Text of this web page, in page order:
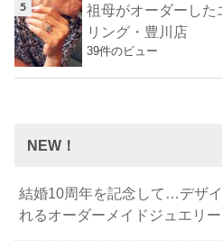
祖母がオーダーした
リング・豊川店
39件のビュー
NEW！
結婚10周年を記念して…デザ
れるオーダーメイドジュエリー